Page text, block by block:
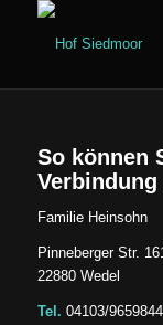
So können
Verbindung
Familie Heinsohn
Pinneberger Str.
22880 Wedel
Tel. 04103/9659844